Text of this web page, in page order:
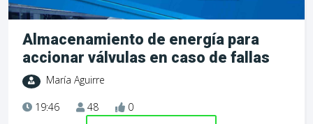
Almacenamiento de energía para
accionar válvulas en caso de fallas
María Aguirre
19:46 48 0